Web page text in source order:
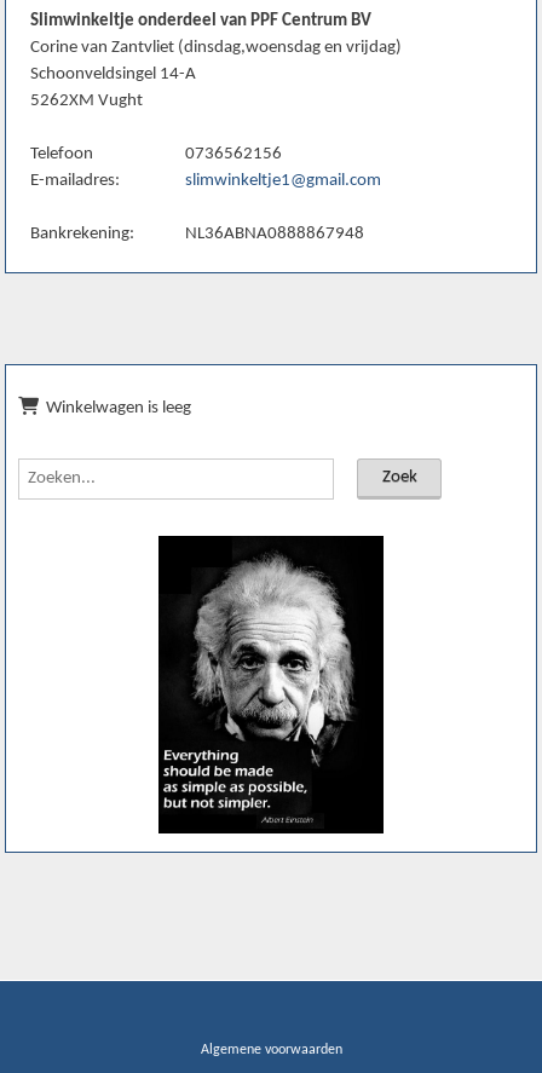
Slimwinkeltje onderdeel van PPF Centrum BV
Corine van Zantvliet (dinsdag,woensdag en vrijdag)
Schoonveldsingel 14-A
5262XM Vught
Telefoon
0736562156
E-mailadres:
slimwinkeltje1@gmail.com
Bankrekening: NL36ABNA0888867948
Winkelwagen is leeg
Algemene voorwaarden